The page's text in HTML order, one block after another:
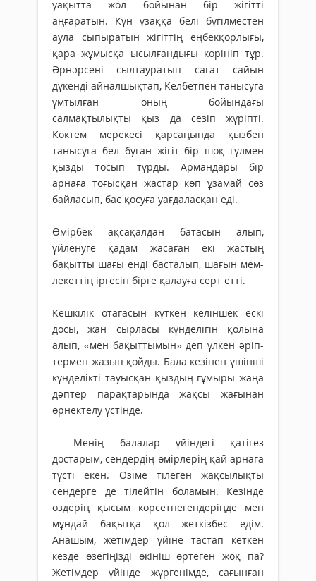
уақыт­та жол бойынан бір жігітті
аңғаратын. Күн ұзаққа белі бүгілместен
аула сыпыратын жігіттің еңбекқорлығы,
қара жұмысқа ысылғандығы көрініп тұр.
Әрнәрсені сылтауратып сағат сайын
дүкенді айналшықтап, Келбетпен танысуға
ұмтылған оның бойындағы
салмақтылықты қыз да сезіп жүріпті.
Көктем мерекесі қарсаңында қызбен
танысуға бел буған жігіт бір шоқ гүлмен
қызды тосып тұрды. Армандары бір
арнаға тоғысқан жастар көп ұзамай сөз
байласып, бас қосуға уағдаласқан еді.
Өмірбек ақса­қалдан ба­та­­­сын алып,
үйленуге қа­дам жа­са­ған екі жастың
бақытты шағы енді басталып, шағын мем­
лекеттің іргесін бірге қалауға серт етті.
Кешкілік отағасын күт­­кен келіншек ескі
досы, жан сырласы күн­делі­гін қолына
алып, «мен бақыт­тымын» деп үлкен әріп­
термен жазып қойды. Бала кезінен үшінші
күнделікті тауысқан қыздың ғұмыры жаңа
дәптер парақтарында жақсы жағы­нан
өрнектелу үстінде.
– Менің балалар үйіндегі қатігез
достарым, сендердің өмірлерің қай арнаға
түсті екен. Өзіме тілеген жақсылықты
сендерге де тілейтін боламын. Кезінде
өздерің қысым көрсетпегендеріңде мен
мұндай бақытқа қол жеткізбес едім.
Анашым, жетімдер үйіне тастап кеткен
кезде өзегіңізді өкініш өртеген жоқ па?
Жетімдер үйінде жүргенімде, сағынған